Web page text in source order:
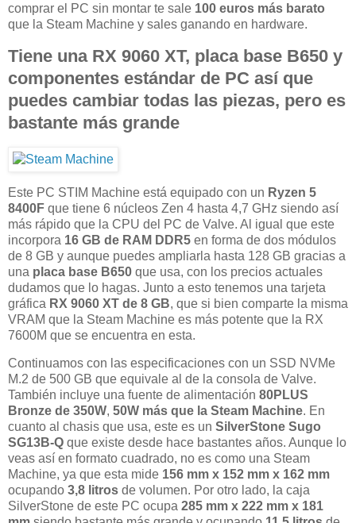
comprar el PC sin montar te sale 100 euros más barato
que la Steam Machine y sales ganando en hardware.
Tiene una RX 9060 XT, placa base B650 y
componentes estándar de PC así que
puedes cambiar todas las piezas, pero es
bastante más grande
Este PC STIM Machine está equipado con un Ryzen 5
8400F que tiene 6 núcleos Zen 4 hasta 4,7 GHz siendo así
más rápido que la CPU del PC de Valve. Al igual que este
incorpora 16 GB de RAM DDR5 en forma de dos módulos
de 8 GB y aunque puedes ampliarla hasta 128 GB gracias a
una placa base B650 que usa, con los precios actuales
dudamos que lo hagas. Junto a esto tenemos una tarjeta
gráfica RX 9060 XT de 8 GB, que si bien comparte la misma
VRAM que la Steam Machine es más potente que la RX
7600M que se encuentra en esta.
Continuamos con las especificaciones con un SSD NVMe
M.2 de 500 GB que equivale al de la consola de Valve.
También incluye una fuente de alimentación 80PLUS
Bronze de 350W, 50W más que la Steam Machine. En
cuanto al chasis que usa, este es un SilverStone Sugo
SG13B-Q que existe desde hace bastantes años. Aunque lo
veas así en formato cuadrado, no es como una Steam
Machine, ya que esta mide 156 mm x 152 mm x 162 mm
ocupando 3,8 litros de volumen. Por otro lado, la caja
SilverStone de este PC ocupa 285 mm x 222 mm x 181